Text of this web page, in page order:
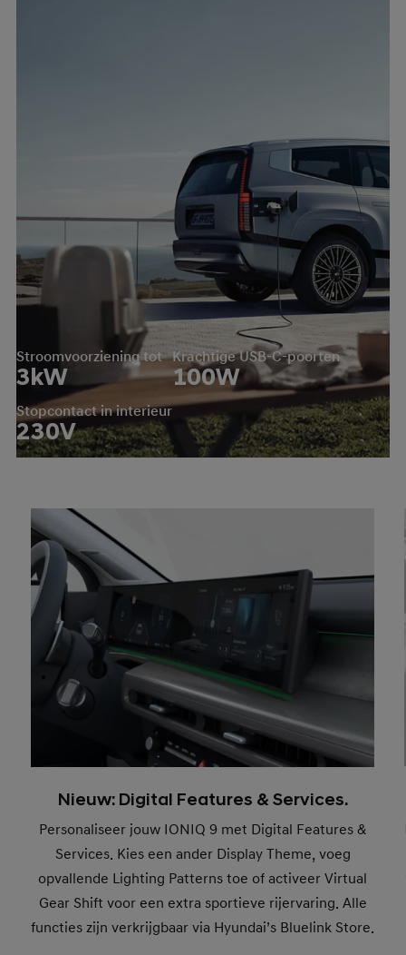
Stroomvoorziening tot
3kW
Stopcontact in interieur
230V
Krachtige USB-C-poorten
100W
Nieuw: Digital Features & Services.
Personaliseer jouw IONIQ 9 met Digital Features &
Services. Kies een ander Display Theme, voeg
opvallende Lighting Patterns toe of activeer Virtual
Gear Shift voor een extra sportieve rijervaring. Alle
functies zijn verkrijgbaar via Hyundai’s Bluelink Store.